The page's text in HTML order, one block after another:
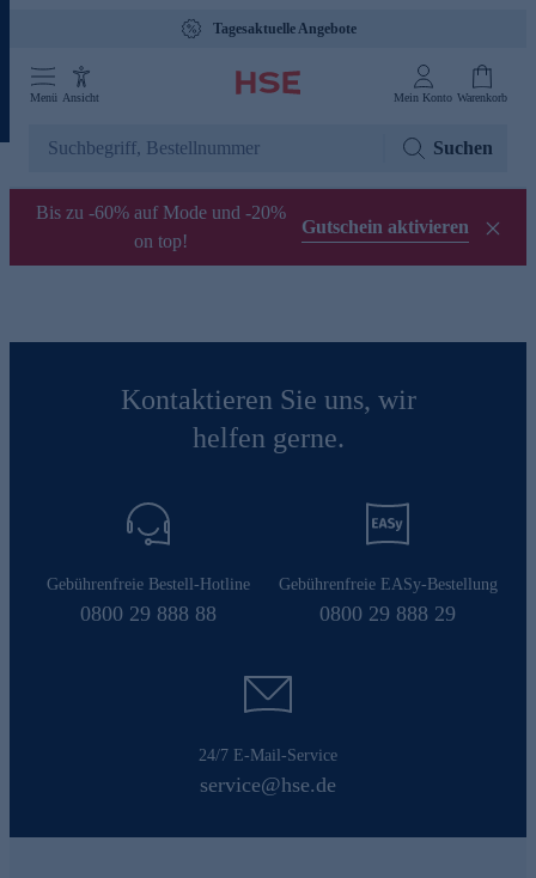
Tagesaktuelle Angebote
Menü Ansicht Mein Konto Warenkorb
Suchen
Bis zu -60% auf Mode und -20%
on top!
Gutschein aktivieren
Kontaktieren Sie uns, wir
helfen gerne.
Gebührenfreie Bestell-Hotline
0800 29 888 88
Gebührenfreie EASy-Bestellung
0800 29 888 29
24/7 E-Mail-Service
service@hse.de